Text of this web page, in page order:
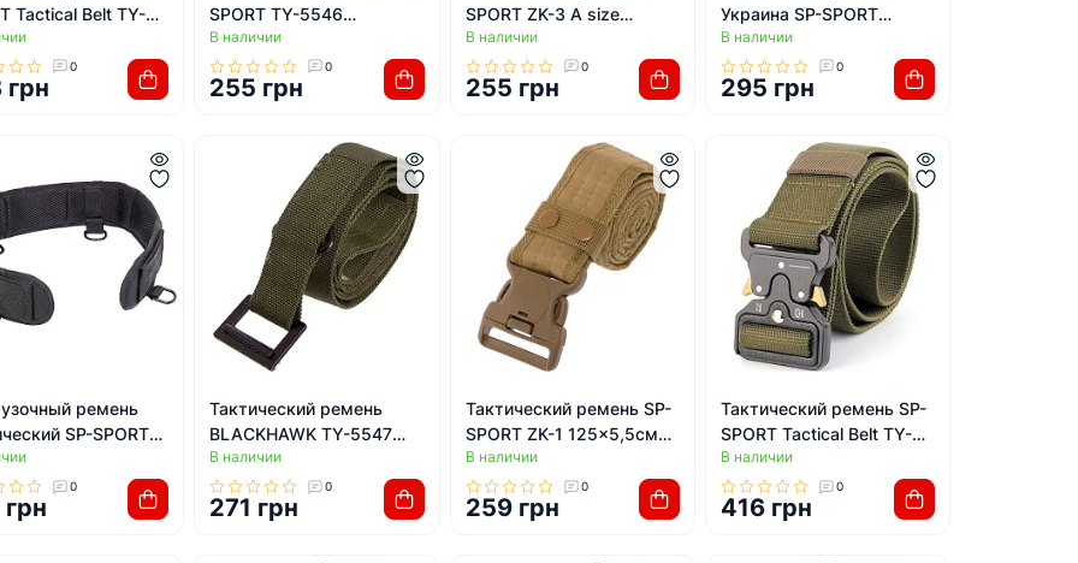
Tactical Belt TY-
0
SPORT TY-5546
125x3,5см (Оливковый)
В наличии
0
255 грн
SPORT ZK-3 A size
125x4см (Хаки)
В наличии
0
255 грн
Украина SP-SPORT
Tactical Belt TY-6663
120x3,5см (Оливковый)
В наличии
0
295 грн
ремень
SP-SPORT
80х8см (Черный)
0
Тактический ремень
BLACKHAWK TY-5547
125x3,5см (Оливковый)
В наличии
0
271 грн
Тактический ремень SP-
SPORT ZK-1 125x5,5см
(Хаки)
В наличии
0
259 грн
Тактический ремень SP-
SPORT Tactical Belt TY-
6840 125x3,8см
(Оливковый)
В наличии
0
416 грн